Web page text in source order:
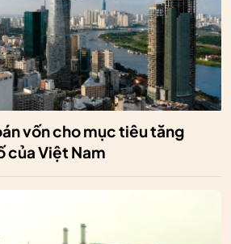
vốn cho mục tiêu tăng
của Việt Nam